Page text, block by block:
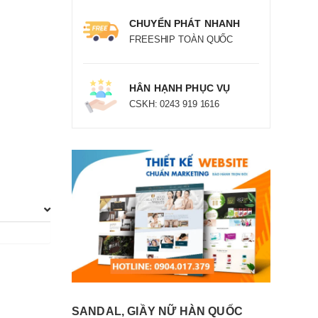
CHUYỂN PHÁT NHANH
FREESHIP TOÀN QUỐC
HÂN HẠNH PHỤC VỤ
CSKH: 0243 919 1616
SANDAL, GIẦY NỮ HÀN QUỐC